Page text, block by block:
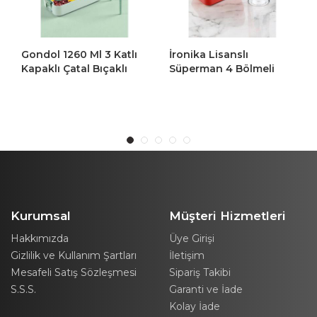
1260 Ml 3 Katlı
Çatal Bıçaklı
İronika Lisanslı
Süperman 4 Bölmeli
Kurumsal
Hakkımızda
Gizlilik ve Kullanım Şartları
Mesafeli Satış Sözleşmesi
S.S.S.
Müşteri Hizmetleri
Üye Girişi
İletişim
Sipariş Takibi
Garanti ve İade
Kolay İade